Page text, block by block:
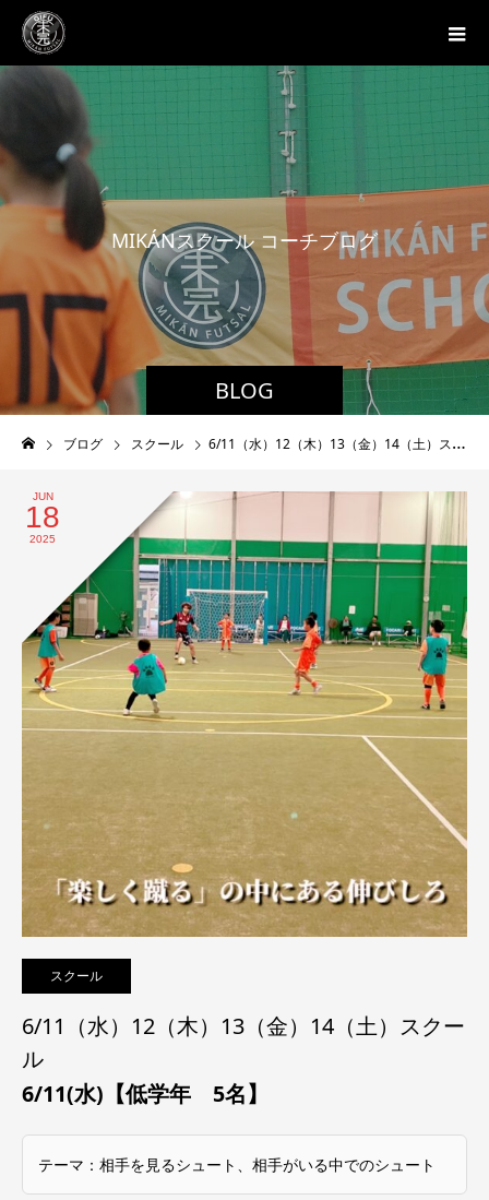
BLOG
MIKÁNスクール コーチブログ
ブログ スクール 6/11（水）12（木）13（金）14（土）スクール
JUN
18
2025
スクール
6/11（水）12（木）13（金）14（土）スクー
ル
6/11(水)【低学年 5名】
テーマ：相手を見るシュート、相手がいる中でのシュート